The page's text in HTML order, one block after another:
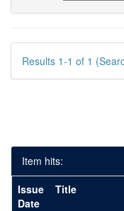
Results 1-1 of 1
Item hits:
Issue
Date
Title